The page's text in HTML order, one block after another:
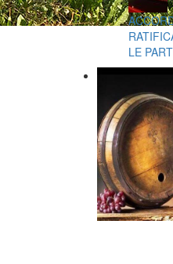
LE